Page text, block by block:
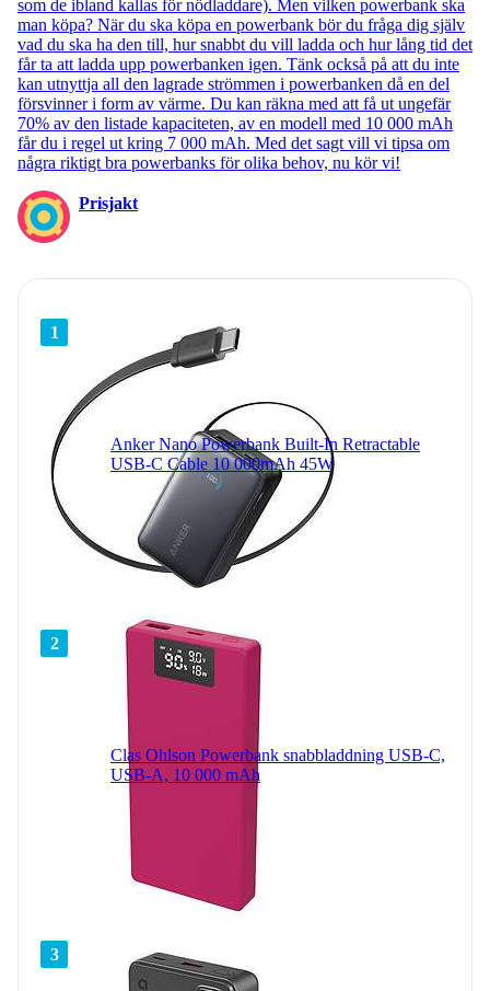
som de ibland kallas för nödladdare). Men vilken powerbank ska
man köpa? När du ska köpa en powerbank bör du fråga dig själv
vad du ska ha den till, hur snabbt du vill ladda och hur lång tid det
får ta att ladda upp powerbanken igen. Tänk också på att du inte
kan utnyttja all den lagrade strömmen i powerbanken då en del
försvinner i form av värme. Du kan räkna med att få ut ungefär
70% av den listade kapaciteten, av en modell med 10 000 mAh
får du i regel ut kring 7 000 mAh. Med det sagt vill vi tipsa om
några riktigt bra powerbanks för olika behov, nu kör vi!
Prisjakt
1
Anker Nano Powerbank Built-In Retractable
USB-C Cable 10 000mAh 45W
2
Clas Ohlson Powerbank snabbladdning USB-C,
USB-A, 10 000 mAh
3